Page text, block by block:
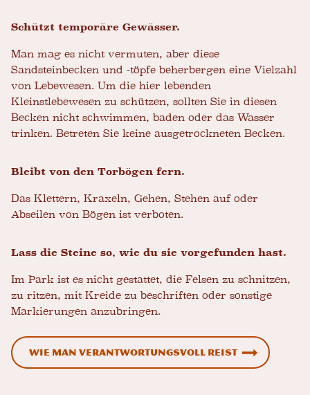
Schützt temporäre Gewässer.
Man mag es nicht vermuten, aber diese
Sandsteinbecken und -töpfe beherbergen eine Vielzahl
von Lebewesen. Um die hier lebenden
Kleinstlebewesen zu schützen, sollten Sie in diesen
Becken nicht schwimmen, baden oder das Wasser
trinken. Betreten Sie keine ausgetrockneten Becken.
Bleibt von den Torbögen fern.
Das Klettern, Kraxeln, Gehen, Stehen auf oder
Abseilen von Bögen ist verboten.
Lass die Steine ​​so, wie du sie vorgefunden hast.
Im Park ist es nicht gestattet, die Felsen zu schnitzen,
zu ritzen, mit Kreide zu beschriften oder sonstige
Markierungen anzubringen.
Wie man verantwortungsvoll reist